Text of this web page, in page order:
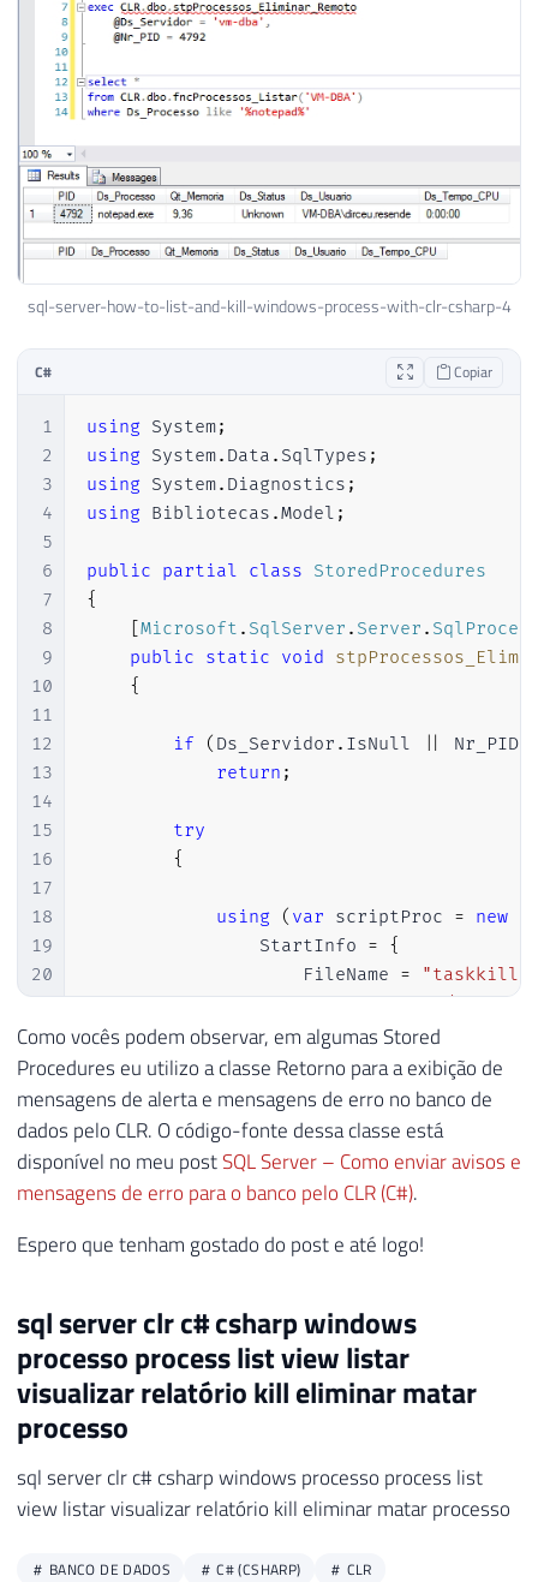
84
85
86
87
89
90
91
92
94
98
99
100
101
102
103
104
105
106
107
108
109
110
111
112
113
114
115
116
117
118
120
121
122
123
                    registro
                    registro
{
                    registro
[0 ],
                    registro
[5
,
                    registro
)
return
protected static void
        processo
= ProcessProperties
        memoria
= ProcessProperties
ProcessProperties .
        usuario
= ProcessProperties.
}
}
sql-server-how-to-list-and-kill-windows-process-with-clr-csharp-4
C# Copiar
1
2
3
4
5
6
7
8
9
10
11
12
13
14
15
16
17
18
19
20
21
22
23
25
27
28
30
32
33
34
35
36
37
38
39
using System;
using System. Data . SqlTypes ;
using System. Diagnostics ;
using Bibliotecas .Model ;
public partial class StoredProcedures
{
[Microsoft . SqlServer . Server .
public static void
{
if ( Ds_Servidor . IsNull Nr_PID.
return ;
try
{
using ( var scriptProc = new
                StartInfo
= {
                    FileName
=
                    Arguments
= "/S " +
                    UseShellExecute
                    CreateNoWindow
= true
{
                scriptProc
.Start();
                scriptProc
. WaitForExit
}
catch (Exception e)
{
            Retorno
Erro (
}
}
Como vocês podem observar, em algumas Stored
Procedures eu utilizo a classe Retorno para a exibição de
mensagens de alerta e mensagens de erro no banco de
dados pelo CLR. O código-fonte dessa classe está
disponível no meu postSQL Server – Como enviar avisos e
mensagens de erro para o banco pelo CLR (C#).
Espero que tenham gostado do post e até logo!
sql server clr c# csharp windows
processo process list view listar
visualizar relatório kill eliminar matar
processo
sql server clr c# csharp windows processo process list
view listar visualizar relatório kill eliminar matar processo
BANCO DE DADOS C# (CSHARP)
CLR